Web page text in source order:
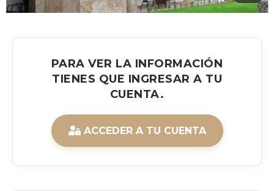
PARA VER LA INFORMACIÓN
TIENES QUE INGRESAR A TU
CUENTA.
ACCEDER A TU CUENTA